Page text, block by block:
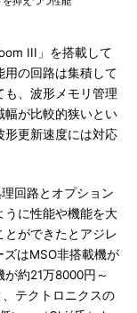
III」を搭載して
用の回路は集積して
も、波形メモリ管理
幅が比較的狭いとい
形更新速度には対応
回路とオプション
うに性能や機能を大
ができたとアジレ
はMSO非搭載機が
約21万8000円～
テクトロニクスの